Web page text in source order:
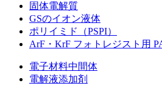
固体電解質
GSのイオン液体
ポリイミド（PSPI）
ArF・KrF フォトレジスト用
電子材料中間体
電解液添加剤